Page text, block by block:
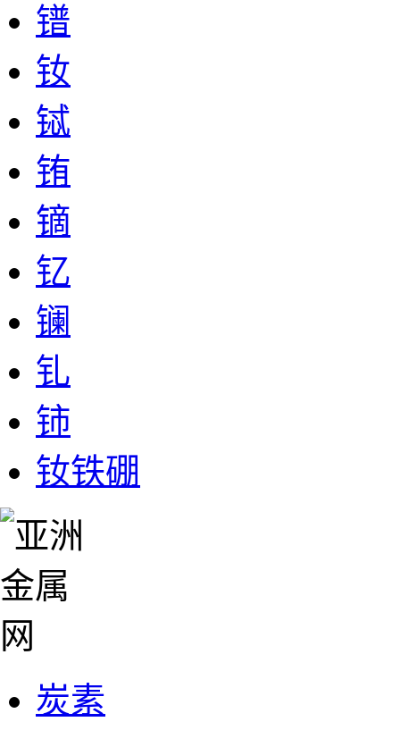
镨
钕
铽
铕
镝
钇
镧
钆
铈
钕铁硼
炭素